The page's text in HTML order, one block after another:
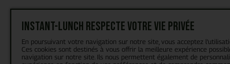
Instant-Lunch respecte votre vie privée
En poursuivant votre navigation sur notre site, vous acceptez
Ces cookies sont destinés à vous offrir la meilleure expérience
navigation sur notre site. Ils nous permettent également de